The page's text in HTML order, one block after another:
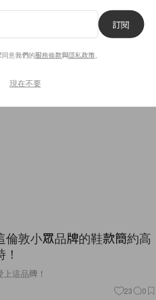
倫敦小眾品牌的鞋款簡約高
這品牌！
23 0
訂閱
意我們的服務條款與隱私政策
現在不要